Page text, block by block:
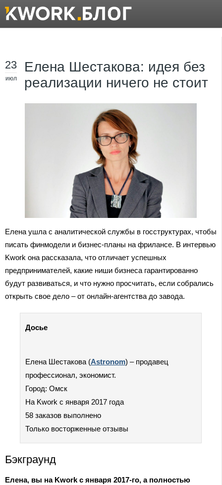
23
июл
Елена Шестакова: идея без
реализации ничего не стоит
Елена ушла с аналитической службы в госструктурах, чтобы
писать финмодели и бизнес-планы на фрилансе. В интервью
Kwork она рассказала, что отличает успешных
предпринимателей, какие ниши бизнеса гарантированно
будут развиваться, и что нужно просчитать, если собрались
открыть свое дело – от онлайн-агентства до завода.
Досье
Елена Шестакова (Astronom) – продавец
профессионал, экономист.
Город: Омск
На Kwork с января 2017 года
58 заказов выполнено
Только восторженные отзывы
Бэкграунд
Елена, вы на Kwork с января 2017-го, а полностью